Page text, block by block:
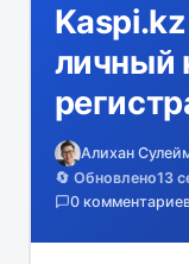
личный
Алихан
🔄 Обновлено13
0